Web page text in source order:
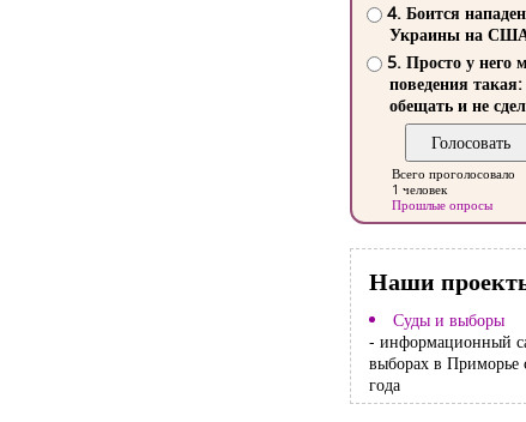
4. Боится
Украины на
5. Просто у него
поведения такая:
обещать и не
Всего проголосовало
1 человек
Прошлые опросы
Наши
Суды и выборы
- информационный
выборах в Приморье
года